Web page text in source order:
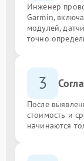
Инженер
Garmin,
модулей,
точно
3
После
стоимость и
начинаются